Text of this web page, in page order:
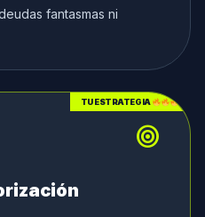
fantasmas ni
TU ESTRATEGIA
target